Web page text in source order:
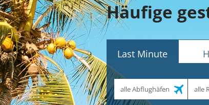
Häufige
Last Minute
Abflughafen